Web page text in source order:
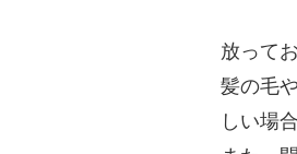
放って
髪の毛
しい場